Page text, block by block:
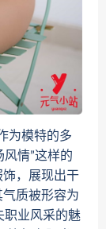
为模特的多
风情”这样的
，展现出干
质被形容为
职业风采的魅